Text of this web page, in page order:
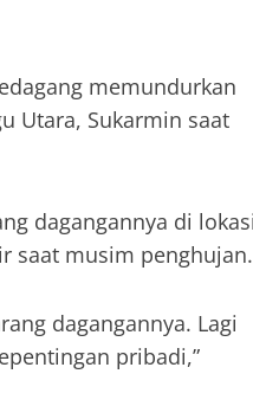
memundurkan
Utara, Sukarmin saat
dagangannya di lokasi
saat musim penghujan.
dagangannya. Lagi
pribadi,”